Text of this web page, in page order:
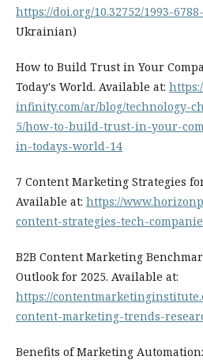
https://doi.org/10.32752/1993-
Ukrainian)
How to Build Trust in Your
Today's World. Available at:
infinity.com/ar/blog/technology-
5/how-to-build-trust-in-your-
in-todays-world-14
7 Content Marketing Strategies
Available at: https://
content-strategies-tech-
B2B Content Marketing
Outlook for 2025. Available at:
https://
content-marketing-trends-
Benefits of Marketing